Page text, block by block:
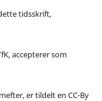
tidsskrift,
accepterer som
er tildelt en CC-By